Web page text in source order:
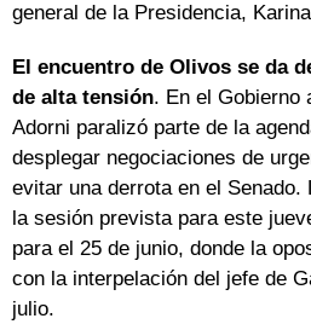
general de la Presidencia,
El encuentro de Olivos se da
de alta tensión. En el Gobierno
Adorni paralizó parte de la
desplegar negociaciones de
evitar una derrota en el Senado.
la sesión prevista para este
para el 25 de junio, donde la
con la interpelación del jefe de
julio.